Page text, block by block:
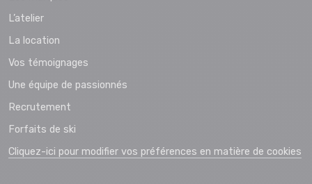
L’atelier
La location
Vos témoignages
Une équipe de passionnés
Recrutement
Forfaits de ski
Cliquez-ici pour modifier vos préférences en matière de cookies